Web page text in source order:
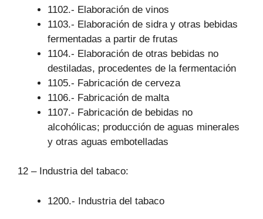
1102.- Elaboración de vinos
1103.- Elaboración de sidra y otras bebidas
fermentadas a partir de frutas
1104.- Elaboración de otras bebidas no
destiladas, procedentes de la fermentación
1105.- Fabricación de cerveza
1106.- Fabricación de malta
1107.- Fabricación de bebidas no
alcohólicas; producción de aguas minerales
y otras aguas embotelladas
12 – Industria del tabaco:
1200.- Industria del tabaco